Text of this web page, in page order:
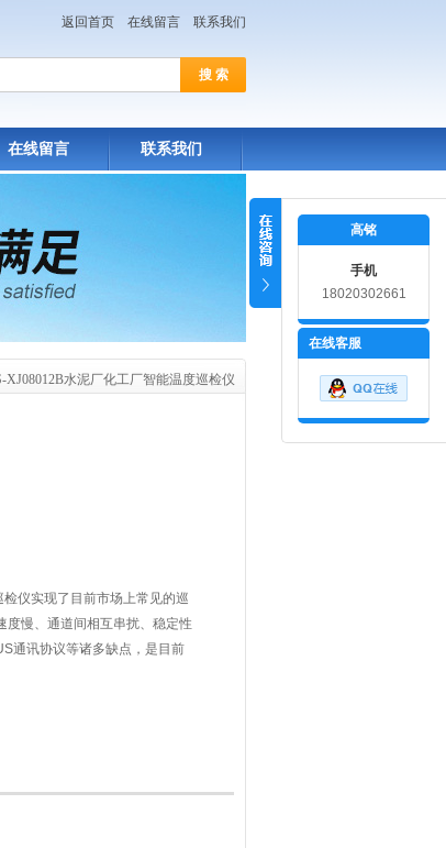
返回首页 在线留言 联系我们
在线留言 联系我们
XJ08012B水泥厂化工厂智能温度巡检仪
仪实现了目前市场上常见的巡
度慢、通道间相互串扰、稳定性
通讯协议等诸多缺点，是目前
高铭
手机
18020302661
在线客服